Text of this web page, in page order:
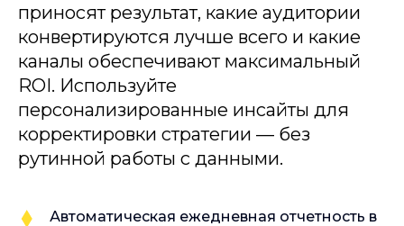
приносят результат, какие аудитории
конвертируются лучше всего и какие
каналы обеспечивают максимальный
ROI. Используйте
персонализированные инсайты для
корректировки стратегии — без
рутинной работы с данными.
Автоматическая ежедневная отчетность в